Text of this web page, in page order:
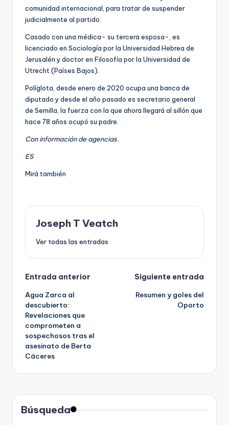
comunidad internacional, para tratar de suspender
judicialmente al partido.
Casado con una médica- su tercera esposa-, es
licenciado en Sociología por la Universidad Hebrea de
Jerusalén y doctor en Filosofía por la Universidad de
Utrecht (Países Bajos).
Políglota, desde enero de 2020 ocupa una banca de
diputado y desde el año pasado es secretario general
de Semilla, la fuerza con la que ahora llegará al sillón que
hace 78 años ocupó su padre.
Con información de agencias.
ES
Mirá también
Joseph T Veatch
Ver todas las entradas
Navegación
de
entradas
Entrada anterior
Agua Zarca al
descubierto:
Revelaciones que
comprometen a
sospechosos tras el
asesinato de Berta
Cáceres
Siguiente entrada
Resumen y goles del
Oporto
Búsqueda